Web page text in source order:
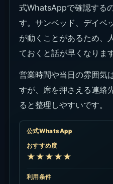
式WhatsAppで確認する
す。サンベッド、デイベ
が動くことがあるため、
ておくと話が早くなります
営業時間や当日の雰囲気
すが、席を押さえる連絡
ると整理しやすいです。
公式WhatsApp
おすすめ度
★★★★★
利用条件